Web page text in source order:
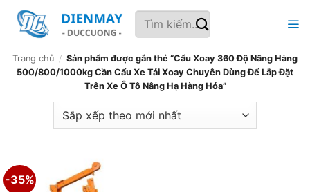
qua
dung
Tìm
kiếm:
Trang chủ / Sản phẩm được gắn thẻ “Cẩu Xoay 360 Độ Nâng Hàng
500/800/1000kg Cần Cẩu Xe Tải Xoay Chuyên Dùng Để Lắp Đặt
Trên Xe Ô Tô Nâng Hạ Hàng Hóa”
-35%